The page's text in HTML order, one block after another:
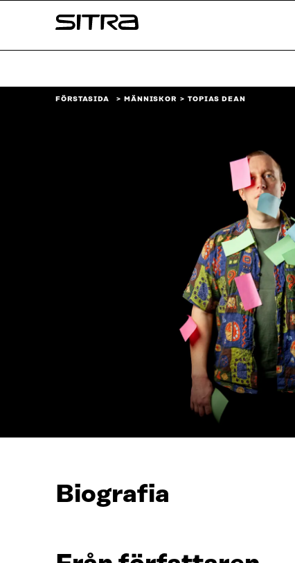
↓
Sitra
FÖRSTASIDA MÄNNISKOR TOPIAS DEAN
Biografia